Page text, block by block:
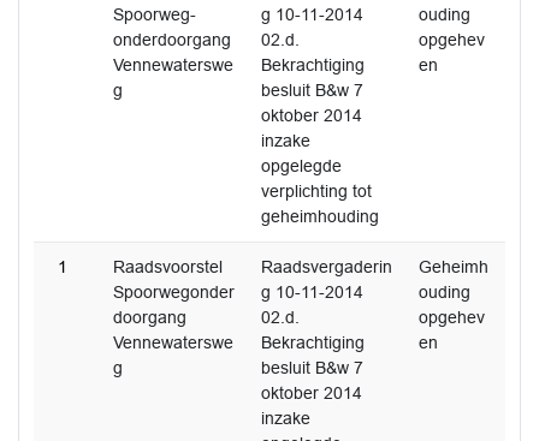
Spoorweg-
onderdoorgang
Vennewaterswe
g
g 10-11-2014
02.d.
Bekrachtiging
besluit B&w 7
oktober 2014
inzake
opgelegde
verplichting tot
geheimhouding
ouding
opgehev
en
1
Raadsvoorstel
Spoorwegonder
doorgang
Vennewaterswe
g
Raadsvergaderin
g 10-11-2014
02.d.
Bekrachtiging
besluit B&w 7
oktober 2014
inzake
Geheimh
ouding
opgehev
en